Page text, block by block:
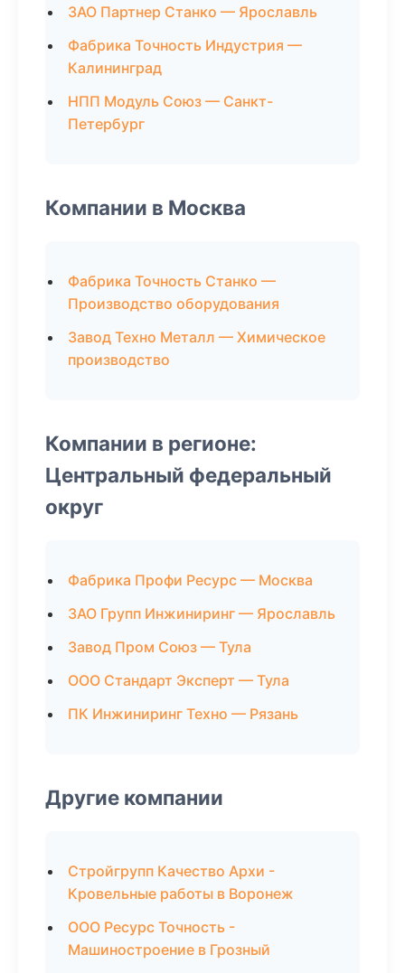
ЗАО Партнер Станко — Ярославль
Фабрика Точность Индустрия —
Калининград
НПП Модуль Союз — Санкт-
Петербург
Компании в Москва
Фабрика Точность Станко —
Производство оборудования
Завод Техно Металл — Химическое
производство
Компании в регионе:
Центральный федеральный
округ
Фабрика Профи Ресурс — Москва
ЗАО Групп Инжиниринг — Ярославль
Завод Пром Союз — Тула
ООО Стандарт Эксперт — Тула
ПК Инжиниринг Техно — Рязань
Другие компании
Стройгрупп Качество Архи -
Кровельные работы в Воронеж
ООО Ресурс Точность -
Машиностроение в Грозный